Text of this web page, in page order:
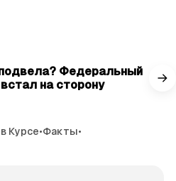
Федеральный
на сторону
Курсе•Факты•